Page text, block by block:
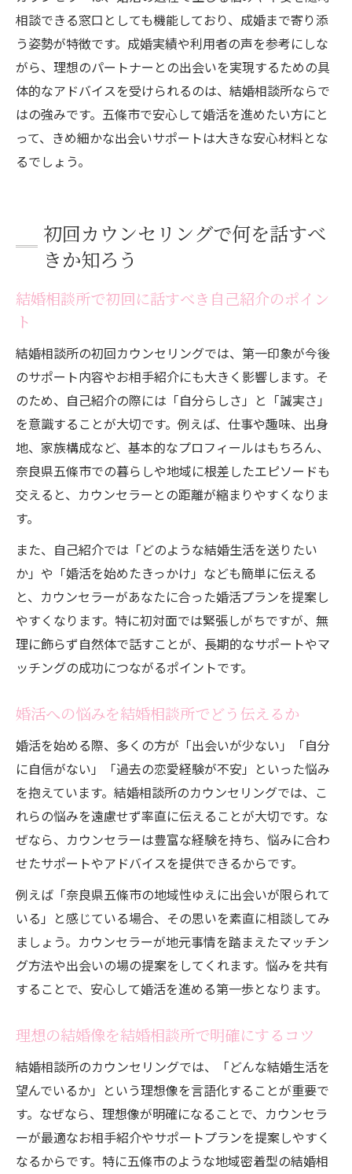
相談できる窓口としても機能しており、成婚まで寄り添
う姿勢が特徴です。成婚実績や利用者の声を参考にしな
がら、理想のパートナーとの出会いを実現するための具
体的なアドバイスを受けられるのは、結婚相談所ならで
はの強みです。五條市で安心して婚活を進めたい方にと
って、きめ細かな出会いサポートは大きな安心材料とな
るでしょう。
初回カウンセリングで何を話すべ
きか知ろう
結婚相談所で初回に話すべき自己紹介のポイン
ト
結婚相談所の初回カウンセリングでは、第一印象が今後
のサポート内容やお相手紹介にも大きく影響します。そ
のため、自己紹介の際には「自分らしさ」と「誠実さ」
を意識することが大切です。例えば、仕事や趣味、出身
地、家族構成など、基本的なプロフィールはもちろん、
奈良県五條市での暮らしや地域に根差したエピソードも
交えると、カウンセラーとの距離が縮まりやすくなりま
す。
また、自己紹介では「どのような結婚生活を送りたい
か」や「婚活を始めたきっかけ」なども簡単に伝える
と、カウンセラーがあなたに合った婚活プランを提案し
やすくなります。特に初対面では緊張しがちですが、無
理に飾らず自然体で話すことが、長期的なサポートやマ
ッチングの成功につながるポイントです。
婚活への悩みを結婚相談所でどう伝えるか
婚活を始める際、多くの方が「出会いが少ない」「自分
に自信がない」「過去の恋愛経験が不安」といった悩み
を抱えています。結婚相談所のカウンセリングでは、こ
れらの悩みを遠慮せず率直に伝えることが大切です。な
ぜなら、カウンセラーは豊富な経験を持ち、悩みに合わ
せたサポートやアドバイスを提供できるからです。
例えば「奈良県五條市の地域性ゆえに出会いが限られて
いる」と感じている場合、その思いを素直に相談してみ
ましょう。カウンセラーが地元事情を踏まえたマッチン
グ方法や出会いの場の提案をしてくれます。悩みを共有
することで、安心して婚活を進める第一歩となります。
理想の結婚像を結婚相談所で明確にするコツ
結婚相談所のカウンセリングでは、「どんな結婚生活を
望んでいるか」という理想像を言語化することが重要で
す。なぜなら、理想像が明確になることで、カウンセラ
ーが最適なお相手紹介やサポートプランを提案しやすく
なるからです。特に五條市のような地域密着型の結婚相